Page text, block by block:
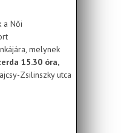
a Női
melynek
15.30 óra,
Zsilinszky utca